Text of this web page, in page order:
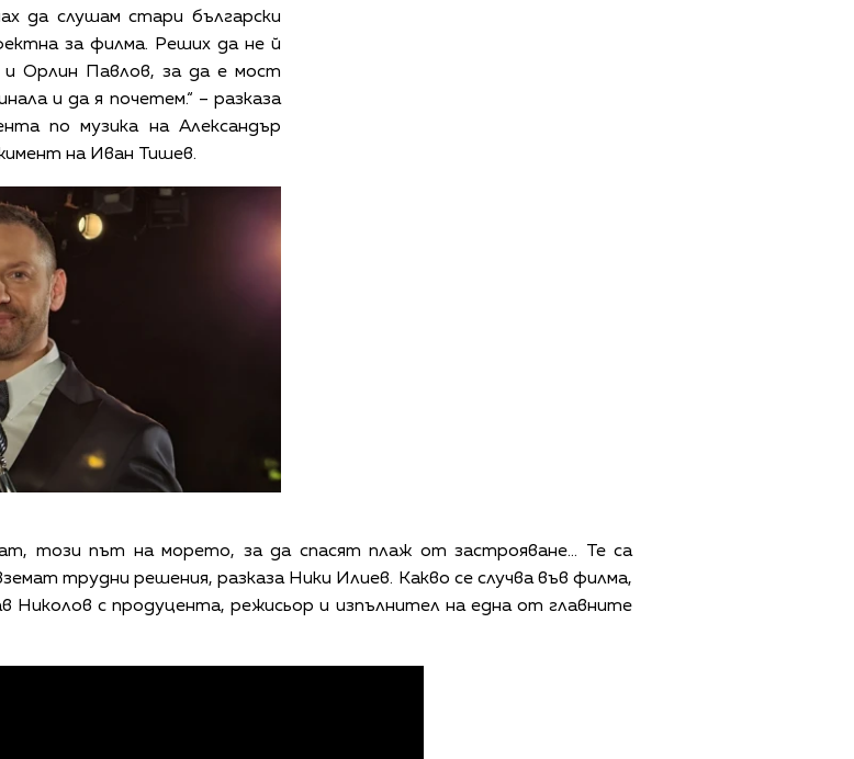
да слушам стари български
за филма. Реших да не й
и Орлин Павлов, за да е мост
и да я почетем.“ – разказа
по музика на Александър
на Иван Тишев.
този път на морето, за да спасят плаж от застрояване… Те са
трудни решения, разказа Ники Илиев. Какво се случва във филма,
с продуцента, режисьор и изпълнител на една от главните